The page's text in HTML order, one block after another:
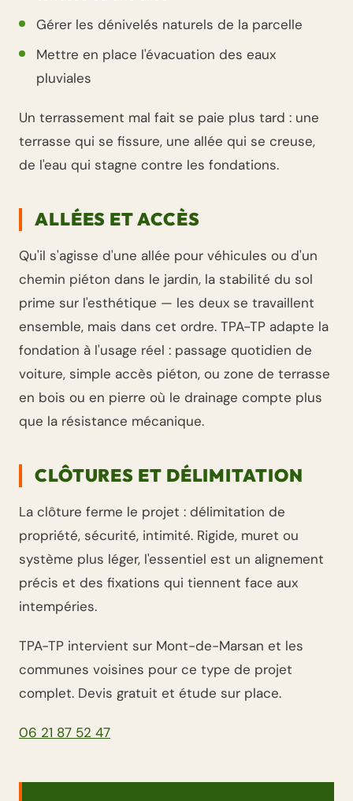
Gérer les dénivelés naturels de la parcelle
Mettre en place l'évacuation des eaux
pluviales
Un terrassement mal fait se paie plus tard : une
terrasse qui se fissure, une allée qui se creuse,
de l'eau qui stagne contre les fondations.
ALLÉES ET ACCÈS
Qu'il s'agisse d'une allée pour véhicules ou d'un
chemin piéton dans le jardin, la stabilité du sol
prime sur l'esthétique — les deux se travaillent
ensemble, mais dans cet ordre. TPA-TP adapte la
fondation à l'usage réel : passage quotidien de
voiture, simple accès piéton, ou zone de terrasse
en bois ou en pierre où le drainage compte plus
que la résistance mécanique.
CLÔTURES ET DÉLIMITATION
La clôture ferme le projet : délimitation de
propriété, sécurité, intimité. Rigide, muret ou
système plus léger, l'essentiel est un alignement
précis et des fixations qui tiennent face aux
intempéries.
TPA-TP intervient sur Mont-de-Marsan et les
communes voisines pour ce type de projet
complet. Devis gratuit et étude sur place.
06 21 87 52 47